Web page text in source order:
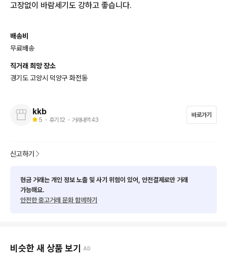
고장없이 바람세기도 강하고 좋습니다.
배송비
무료배송
직거래 희망 장소
경기도 고양시 덕양구 화전동
kkb
5 ・ 후기 12 ・ 거래내역 43
바로가기
신고하기
현금 거래는 개인 정보 노출 및 사기 위험이 있어, 안전결제로만 거래
가능해요.
안전한 중고거래 문화 함께하기
비슷한 새 상품 보기 AD